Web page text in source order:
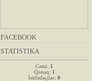
FACEBOOK
STATISTIKA
Cəmi: 1
Qonaq: 1
İstifadəçilər: 0